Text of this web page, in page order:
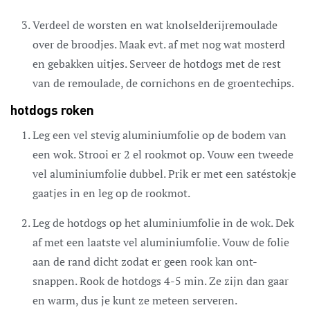
Verdeel de worsten en wat knolselderijremoulade
over de broodjes. Maak evt. af met nog wat mosterd
en gebakken uitjes. Serveer de hotdogs met de rest
van de remoulade, de cornichons en de groentechips.
hotdogs roken
Leg een vel stevig aluminiumfolie op de bodem van
een wok. Strooi er 2 el rookmot op. Vouw een tweede
vel aluminiumfolie dubbel. Prik er met een satéstokje
gaatjes in en leg op de rookmot.
Leg de hotdogs op het aluminiumfolie in de wok. Dek
af met een laatste vel aluminiumfolie. Vouw de folie
aan de rand dicht zodat er geen rook kan ont-
snappen. Rook de hotdogs 4-5 min. Ze zijn dan gaar
en warm, dus je kunt ze meteen serveren.